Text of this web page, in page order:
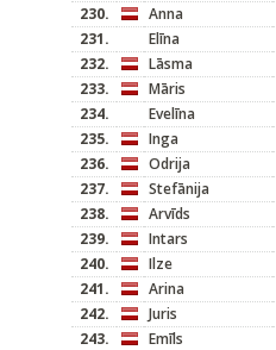
230.
Anna
231.
Elīna
232.
Lāsma
233.
Māris
234.
Evelīna
235.
Inga
236.
Odrija
237.
Stefānija
238.
Arvīds
239.
Intars
240.
Ilze
241.
Arina
242.
Juris
243.
Emīls